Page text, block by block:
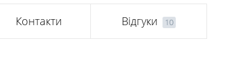
Контакти Відгуки 10